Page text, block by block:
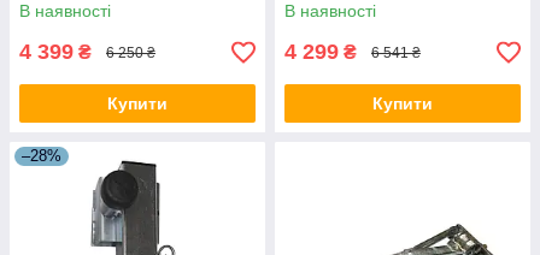
В наявності
4 399 ₴ 6 250 ₴
Купити
В наявності
4 299 ₴ 6 541 ₴
Купити
–28%